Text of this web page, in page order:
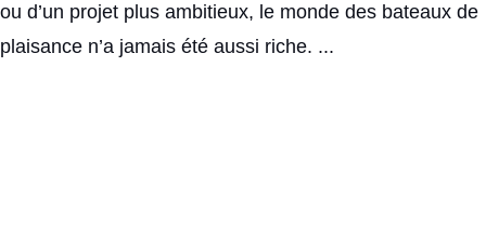
ou d’un projet plus ambitieux, le monde des bateaux de
plaisance n’a jamais été aussi riche. ...